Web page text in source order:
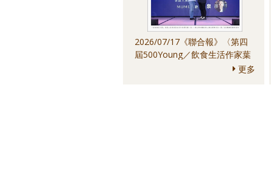
2026/07/17《聯合報》〈第四
屆500Young／飲食生活作家葉
怡蘭：期待年輕料理人打造精彩
更多